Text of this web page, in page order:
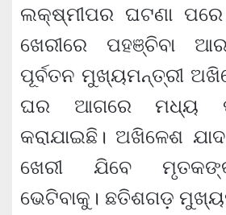
ଲକ୍ଷ୍ମୀପର ଘଟଣା ପରେ
ଖେରୀରେ ପହଞ୍ଚିବା
ପୂର୍ବତନ ମୁଖ୍ୟମନ୍ତ୍ରୀ
ଘର ଆଗରେ ମଧ୍ୟ
କରାଯାଇଛି। ଅଖିଳେଶ
ଖେରୀ ଯିବେ
ଭେଟିବାକୁ। ଛତିଶଗଡ଼